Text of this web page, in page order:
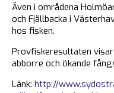
Även i områdena
och Fjällbacka i
hos fisken.
Provfiskeresultaten
abborre och ökande
Länk: http://